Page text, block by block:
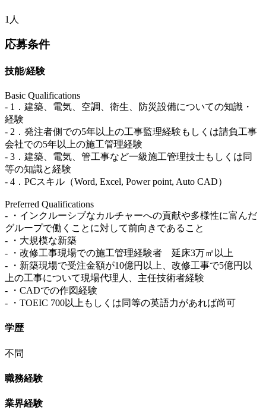
1人
応募条件
技能/経験
Basic Qualifications
- 1．建築、電気、空調、衛生、防災設備についての知識・
経験
- 2．発注者側での5年以上の工事監理経験もしくは請負工事
会社での5年以上の施工管理経験
- 3．建築、電気、管工事など一級施工管理技士もしくは同
等の知識と経験
- 4．PCスキル（Word, Excel, Power point, Auto CAD）
Preferred Qualifications
- ・インクルーシブなカルチャーへの貢献や多様性に富んだ
グループで働くことに対して前向きであること
- ・大規模な新築
- ・改修工事現場での施工管理経験者 延床3万㎡以上
- ・新築現場で受注金額が10億円以上、改修工事で5億円以
上の工事について現場代理人、主任技術者経験
- ・CADでの作図経験
- ・TOEIC 700以上もしくは同等の英語力があれば尚可
学歴
不問
職務経験
業界経験